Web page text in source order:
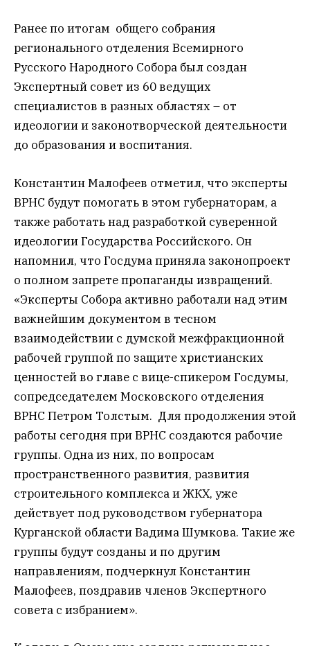
Ранее по итогам общего собрания
регионального отделения Всемирного
Русского Народного Собора был создан
Экспертный совет из 60 ведущих
специалистов в разных областях – от
идеологии и законотворческой деятельности
до образования и воспитания.
Константин Малофеев отметил, что эксперты
ВРНС будут помогать в этом губернаторам, а
также работать над разработкой суверенной
идеологии Государства Российского. Он
напомнил, что Госдума приняла законопроект
о полном запрете пропаганды извращений.
«Эксперты Собора активно работали над этим
важнейшим документом в тесном
взаимодействии с думской межфракционной
рабочей группой по защите христианских
ценностей во главе с вице-спикером Госдумы,
сопредседателем Московского отделения
ВРНС Петром Толстым. Для продолжения этой
работы сегодня при ВРНС создаются рабочие
группы. Одна из них, по вопросам
пространственного развития, развития
строительного комплекса и ЖКХ, уже
действует под руководством губернатора
Курганской области Вадима Шумкова. Такие же
группы будут созданы и по другим
направлениям, подчеркнул Константин
Малофеев, поздравив членов Экспертного
совета с избранием».